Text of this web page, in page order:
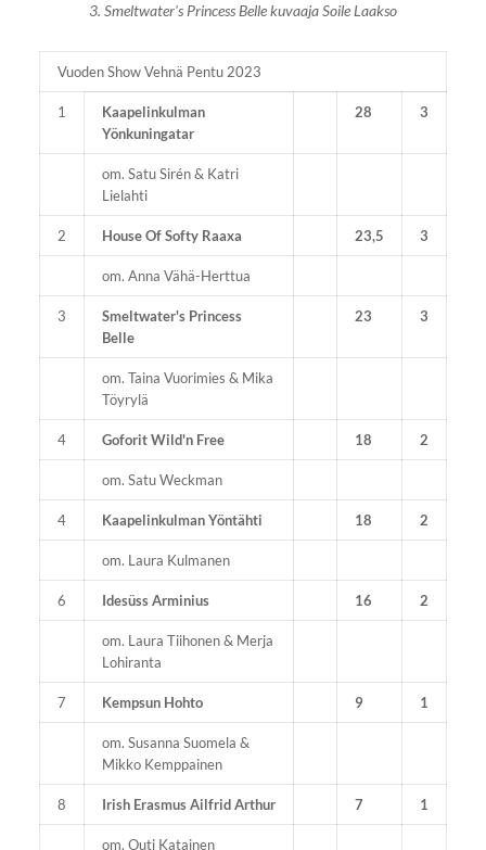
3. Smeltwater's Princess Belle kuvaaja Soile Laakso
Vuoden Show Vehnä Pentu 2023
1
Kaapelinkulman
Yönkuningatar
28 3
om. Satu Sirén & Katri
Lielahti
2 House Of Softy Raaxa 23,5 3
om. Anna Vähä-Herttua
3
Smeltwater's Princess
Belle
23 3
om. Taina Vuorimies & Mika
Töyrylä
4 Goforit Wild'n Free 18 2
om. Satu Weckman
4 Kaapelinkulman Yöntähti 18 2
om. Laura Kulmanen
6 Idesüss Arminius 16 2
om. Laura Tiihonen & Merja
Lohiranta
7 Kempsun Hohto 9 1
om. Susanna Suomela &
Mikko Kemppainen
8 Irish Erasmus Ailfrid Arthur 7 1
om. Outi Katainen